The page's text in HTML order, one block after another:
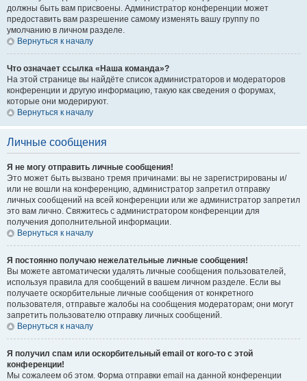
должны быть вам присвоены. Администратор конференции может
предоставить вам разрешение самому изменять вашу группу по
умолчанию в личном разделе.
Вернуться к началу
Что означает ссылка «Наша команда»?
На этой странице вы найдёте список администраторов и модераторов
конференции и другую информацию, такую как сведения о форумах,
которые они модерируют.
Вернуться к началу
Личные сообщения
Я не могу отправить личные сообщения!
Это может быть вызвано тремя причинами: вы не зарегистрированы и/
или не вошли на конференцию, администратор запретил отправку
личных сообщений на всей конференции или же администратор запретил
это вам лично. Свяжитесь с администратором конференции для
получения дополнительной информации.
Вернуться к началу
Я постоянно получаю нежелательные личные сообщения!
Вы можете автоматически удалять личные сообщения пользователей,
используя правила для сообщений в вашем личном разделе. Если вы
получаете оскорбительные личные сообщения от конкретного
пользователя, отправьте жалобы на сообщения модераторам; они могут
запретить пользователю отправку личных сообщений.
Вернуться к началу
Я получил спам или оскорбительный email от кого-то с этой
конференции!
Мы сожалеем об этом. Форма отправки email на данной конференции